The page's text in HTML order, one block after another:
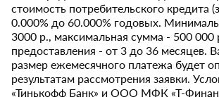
стоимость потребительского кредита
0.000% до 60.000% годовых.
3000 р., максимальная сумма - 500 000
предоставления - от 3 до 36 месяцев.
размер ежемесячного платежа будет
результатам рассмотрения заявки.
«Тинькофф Банк» и ООО МФК «Т-